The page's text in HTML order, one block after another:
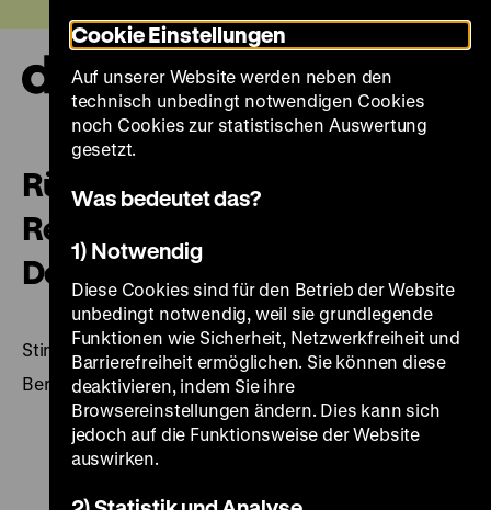
zum
Seiteninhalt
springen
Rückkehr in die Fremde?:
Remigranten und Rundfunk in
Deutschland (1945–1955).
Stimmen des 20. Jahrhunderts
Berlin 2000, 1 CD (68 Min.) + Booklet ([8] Bl.: Ill.)
Cookie Einstellungen
Auf unserer Website werden neben den
technisch unbedingt notwendigen Cookies
noch Cookies zur statistischen Auswertung
gesetzt.
Was bedeutet das?
1) Notwendig
Diese Cookies sind für den Betrieb der Website
unbedingt notwendig, weil sie grundlegende
Funktionen wie Sicherheit, Netzwerkfreiheit und
Barrierefreiheit ermöglichen. Sie können diese
deaktivieren, indem Sie ihre
Browsereinstellungen ändern. Dies kann sich
jedoch auf die Funktionsweise der Website
auswirken.